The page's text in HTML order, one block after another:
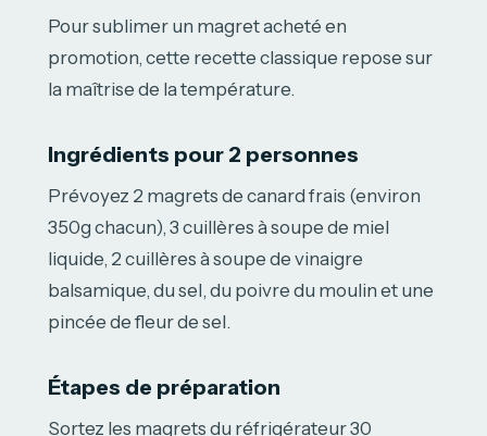
Pour sublimer un magret acheté en
promotion, cette recette classique repose sur
la maîtrise de la température.
Ingrédients pour 2 personnes
Prévoyez 2 magrets de canard frais (environ
350g chacun), 3 cuillères à soupe de miel
liquide, 2 cuillères à soupe de vinaigre
balsamique, du sel, du poivre du moulin et une
pincée de fleur de sel.
Étapes de préparation
Sortez les magrets du réfrigérateur 30